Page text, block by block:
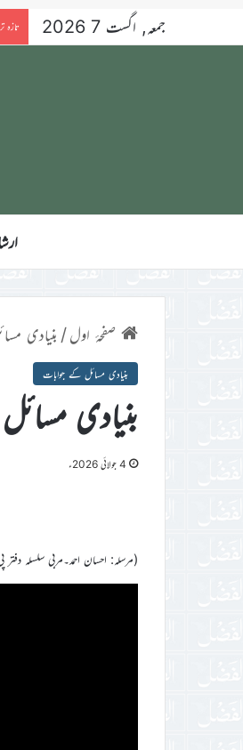
جمعہ, اگست 7 2026 تازہ
صفحۂ اول/ بنیادی
بنیادی مسائل کے جوابات
بنیادی مسائل
4 جولائی 2026ء
(مرسلہ: احسان احمد۔مربی سلسلہ